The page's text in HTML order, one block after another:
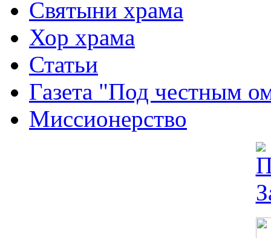
Святыни храма
Хор храма
Статьи
Газета "Под честным
Миссионерство